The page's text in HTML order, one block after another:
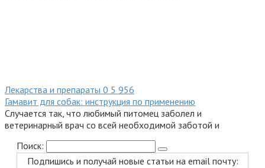
Лекарства и препараты 0 5 956
Гамавит для собак: инструкция по применению
Случается так, что любимый питомец заболел и
ветеринарный врач со всей необходимой заботой и
Поиск:
Подпишись и получай новые статьи на email почту: